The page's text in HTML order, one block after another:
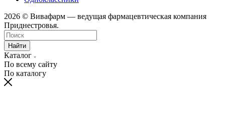
2026 © Вивафарм — ведущая фармацевтическая компания
Приднестровья.
Найти
Каталог
По всему сайту
По каталогу